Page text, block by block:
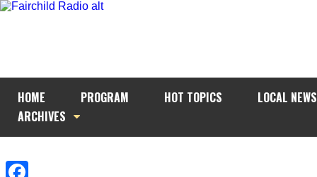
HOME PROGRAM HOT TOPICS
LOCAL NEWS
ARCHIVES